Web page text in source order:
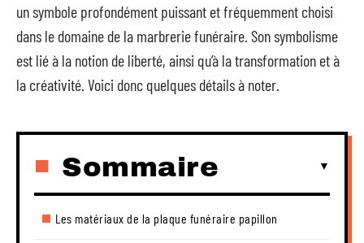
un symbole profondément puissant et fréquemment choisi
dans le domaine de la marbrerie funéraire. Son symbolisme
est lié à la notion de liberté, ainsi qu’à la transformation et à
la créativité. Voici donc quelques détails à noter.
Sommaire
Les matériaux de la plaque funéraire papillon